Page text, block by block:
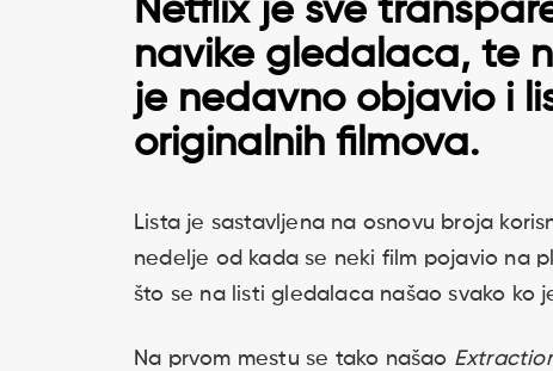
Netflix je sve
navike gledalaca, te
je nedavno objavio i
originalnih filmova.
Lista je sastavljena na osnovu broja
nedelje od kada se neki film pojavio na
što se na listi gledalaca našao svako ko
Na prvom mestu se tako našao